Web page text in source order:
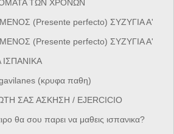
ΤΩΝ ΧΡΟΝΩΝ
(Presente perfecto) ΣΥΖΥΓΙΑ Α'
(Presente perfecto) ΣΥΖΥΓΙΑ Α'
ΙΣΠΑΝΙΚΑ
(κρυφα παθη)
ΣΑΣ ΑΣΚΗΣΗ / EJERCICIO
θα σου παρει να μαθεις ισπανικα?